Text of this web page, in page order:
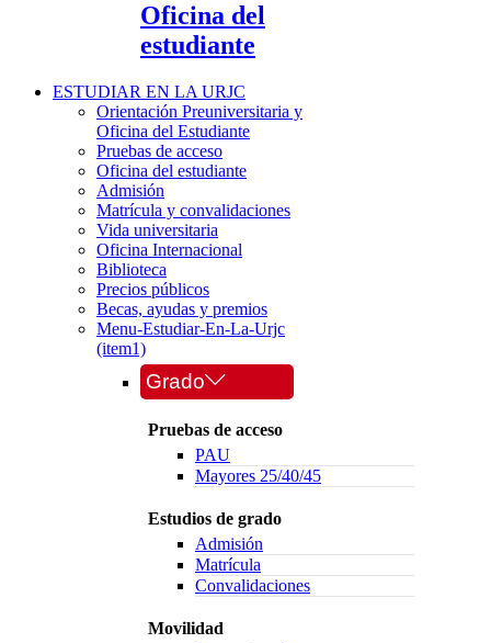
Oficina del
estudiante
ESTUDIAR EN LA URJC
Orientación Preuniversitaria y
Oficina del Estudiante
Pruebas de acceso
Oficina del estudiante
Admisión
Matrícula y convalidaciones
Vida universitaria
Oficina Internacional
Biblioteca
Precios públicos
Becas, ayudas y premios
Menu-Estudiar-En-La-Urjc
(item1)
Grado
Pruebas de acceso
PAU
Mayores 25/40/45
Estudios de grado
Admisión
Matrícula
Convalidaciones
Movilidad